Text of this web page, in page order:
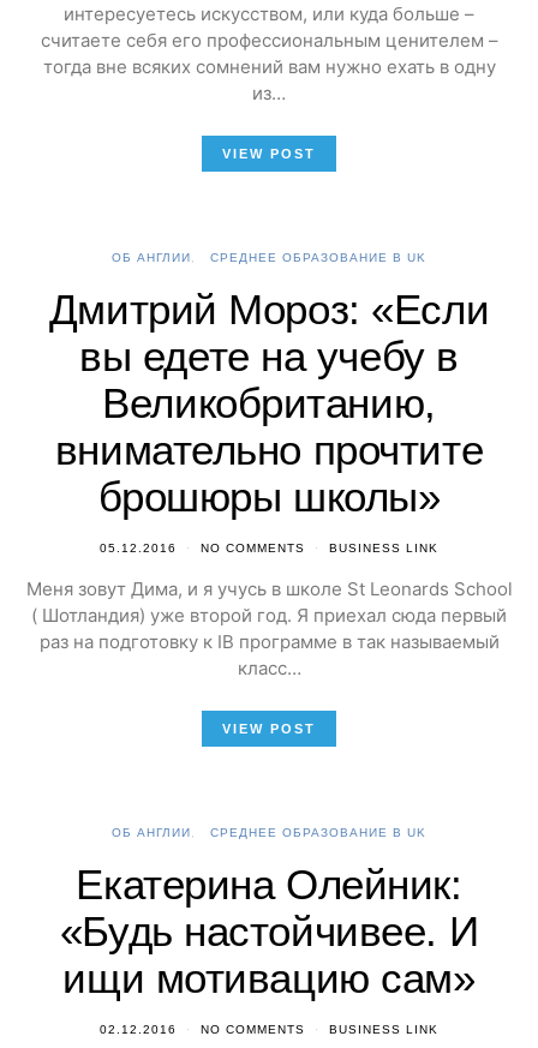
интересуетесь искусством, или куда больше –
считаете себя его профессиональным ценителем –
тогда вне всяких сомнений вам нужно ехать в одну
из…
VIEW POST
ОБ АНГЛИИ СРЕДНЕЕ ОБРАЗОВАНИЕ В UK
Дмитрий Мороз: «Если
вы едете на учебу в
Великобританию,
внимательно прочтите
брошюры школы»
05.12.2016 NO COMMENTS BUSINESS LINK
Меня зовут Дима, и я учусь в школе St Leonards School
( Шотландия) уже второй год. Я приехал сюда первый
раз на подготовку к IB программе в так называемый
класс…
VIEW POST
ОБ АНГЛИИ СРЕДНЕЕ ОБРАЗОВАНИЕ В UK
Екатерина Олейник:
«Будь настойчивее. И
ищи мотивацию сам»
02.12.2016 NO COMMENTS BUSINESS LINK